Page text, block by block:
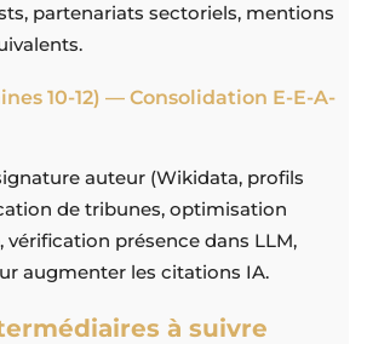
partenariats sectoriels, mentions
10-12) — Consolidation E-E-A-
auteur (Wikidata, profils
de tribunes, optimisation
vérification présence dans LLM,
augmenter les citations IA.
à suivre